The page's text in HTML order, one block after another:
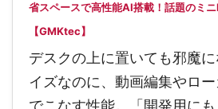
省スペースで高性能AI搭載！話題のミ
【GMKtec】
デスクの上に置いても邪魔
イズなのに、動画編集やロ
でこなす性能。「開発用にも